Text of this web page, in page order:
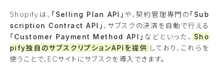
Shopifyは、 「Selling Plan API」 や、契約管理専門の 「Sub
scription Contract API」 、サブスクの決済を自動で行える
「Customer Payment Method API」 などといった、 Sho
pify独自のサブスクリプションAPIを提供 しており、これらを
使うことで、ECサイトにサブスクを導入できます。